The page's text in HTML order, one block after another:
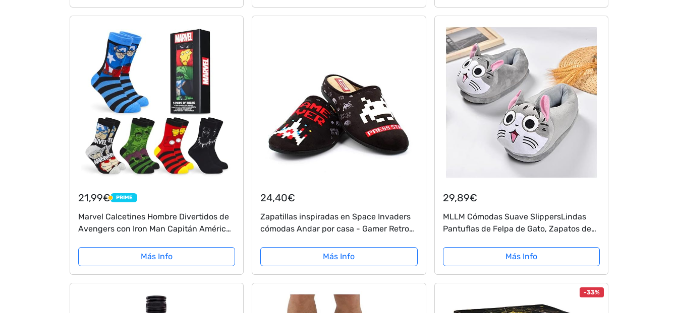
21,99€ PRIME
PRIME
Marvel Calcetines Hombre Divertidos de
Avengers con Iron Man Capitán América
Más Info
24,40€
Zapatillas inspiradas en Space Invaders
cómodas Andar por casa - Gamer Retro
Más Info
29,89€
MLLM Cómodas Suave SlippersLindas
Pantuflas de Felpa de Gato, Zapatos de
Pantuflas Calientes-Grey_37Mujer
Hombres...
Más Info
-33%